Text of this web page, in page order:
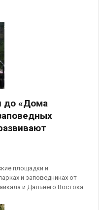
до «Дома
площадки и
и заповедниках от
и Дальнего Востока